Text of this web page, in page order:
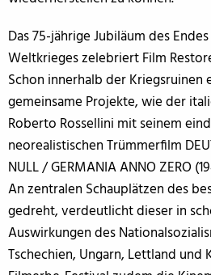
Das 75-jährige Jubiläum des
Weltkrieges zelebriert Film
Schon innerhalb der
gemeinsame Projekte, wie der
Roberto Rossellini mit seinem
neorealistischen Trümmerfilm
NULL / GERMANIA ANNO ZERO
An zentralen Schauplätzen des
gedreht, verdeutlicht dieser in
Auswirkungen des
Tschechien, Ungarn, Lettland